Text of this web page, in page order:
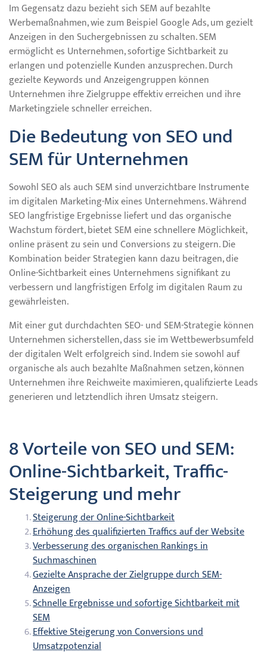
Im Gegensatz dazu bezieht sich SEM auf bezahlte
Werbemaßnahmen, wie zum Beispiel Google Ads, um gezielt
Anzeigen in den Suchergebnissen zu schalten. SEM
ermöglicht es Unternehmen, sofortige Sichtbarkeit zu
erlangen und potenzielle Kunden anzusprechen. Durch
gezielte Keywords und Anzeigengruppen können
Unternehmen ihre Zielgruppe effektiv erreichen und ihre
Marketingziele schneller erreichen.
Die Bedeutung von SEO und
SEM für Unternehmen
Sowohl SEO als auch SEM sind unverzichtbare Instrumente
im digitalen Marketing-Mix eines Unternehmens. Während
SEO langfristige Ergebnisse liefert und das organische
Wachstum fördert, bietet SEM eine schnellere Möglichkeit,
online präsent zu sein und Conversions zu steigern. Die
Kombination beider Strategien kann dazu beitragen, die
Online-Sichtbarkeit eines Unternehmens signifikant zu
verbessern und langfristigen Erfolg im digitalen Raum zu
gewährleisten.
Mit einer gut durchdachten SEO- und SEM-Strategie können
Unternehmen sicherstellen, dass sie im Wettbewerbsumfeld
der digitalen Welt erfolgreich sind. Indem sie sowohl auf
organische als auch bezahlte Maßnahmen setzen, können
Unternehmen ihre Reichweite maximieren, qualifizierte Leads
generieren und letztendlich ihren Umsatz steigern.
8 Vorteile von SEO und SEM:
Online-Sichtbarkeit, Traffic-
Steigerung und mehr
Steigerung der Online-Sichtbarkeit
Erhöhung des qualifizierten Traffics auf der Website
Verbesserung des organischen Rankings in
Suchmaschinen
Gezielte Ansprache der Zielgruppe durch SEM-
Anzeigen
Schnelle Ergebnisse und sofortige Sichtbarkeit mit
SEM
Effektive Steigerung von Conversions und
Umsatzpotenzial